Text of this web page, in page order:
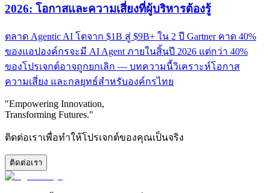
2026: โอกาสและความเสี่ยงที่ผู้บริหารต้องรู้
ตลาด Agentic AI โตจาก $1B สู่ $9B+ ใน 2 ปี Gartner คาด 40%
ของแอปองค์กรจะมี AI Agent ภายในสิ้นปี 2026 แต่กว่า 40%
ของโปรเจกต์อาจถูกยกเลิก — บทความนี้วิเคราะห์โอกาส
ความเสี่ยง และกลยุทธ์สำหรับองค์กรไทย
"Empowering Innovation,
Transforming Futures."
ติดต่อเราเพื่อทำให้โปรเจกต์ของคุณเป็นจริง
ติดต่อเรา